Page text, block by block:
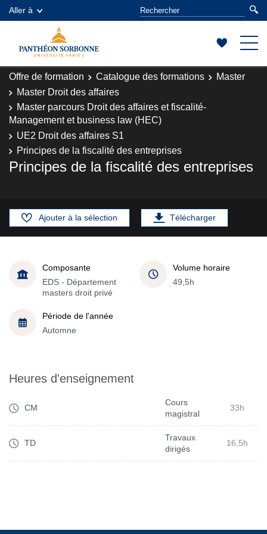
Aller à
Offre de formation Catalogue des formations
Master
Master Droit des affaires
Master parcours Droit des affaires et fiscalité-
Management et business law (HEC)
UE2 Droit des affaires S1
Principes de la fiscalité des entreprises
Principes de la fiscalité des entreprises
Ajouter à la sélection Télécharger
Composante
EDS - Département
masters droit privé
Volume horaire
49,5h
Période de l'année
Automne
Heures d'enseignement
CM
Cours
magistral
33h
TD
Travaux
dirigés
16,5h